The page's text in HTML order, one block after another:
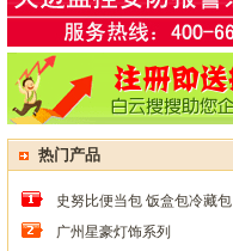
热门产品
史努比便当包 饭盒包冷藏包
广州星豪灯饰系列